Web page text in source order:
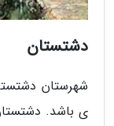
دشتستان
شهرستان
ی باشد.